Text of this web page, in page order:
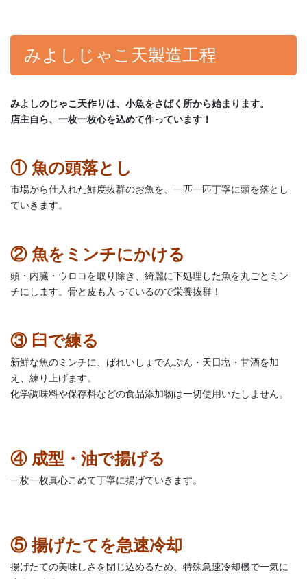
みよしじゃこ天製造工程
みよしのじゃこ天作りは、小魚をさばく所から始まります。
店主自ら、一枚一枚心を込めて作っています！
① 魚の頭落とし
市場から仕入れた鮮度抜群のお魚を、一匹一匹丁寧に頭を落とし
ていきます。
② 魚をミンチにかける
頭・内臓・ウロコを取り除き、綺麗に下処理した魚を丸ごとミン
チにします。骨と皮も入っているので栄養抜群！
③ 臼で練る
新鮮な魚のミンチに、ばれいしょでんぷん・天日塩・甘酒を加
え、練り上げます。
化学調味料や保存料などの食品添加物は一切使用いたしません。
④ 成型・油で揚げる
一枚一枚真心こめて丁寧に揚げていきます。
⑤ 揚げたてを急速冷却
揚げたての美味しさを閉じ込めるため、特殊急速冷却機で一気に